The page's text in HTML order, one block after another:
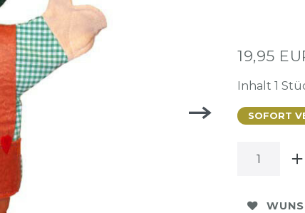
19,95
Inhalt 1
SOFORT